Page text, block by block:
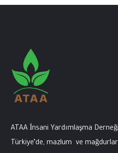
ATAA İnsani Yardımlaşma Derneği
Türkiye’de,mazlum ve